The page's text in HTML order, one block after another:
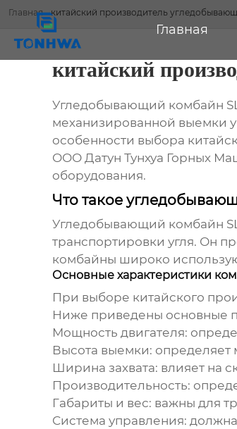
Главная
Главная-китайский производитель
китайский
Угледобывающий комбайн
механизированной выемки
особенности выбора
ООО Датун Тунхуа Горных
оборудования.
Что такое
Угледобывающий комбайн
транспортировки угля. Он
комбайны широко
Основные характеристики
При выборе китайского
Ниже приведены основные
Мощность двигателя:
Высота выемки: определяет
Ширина захвата: влияет на
Производительность:
Габариты и вес: важны для
Система управления: